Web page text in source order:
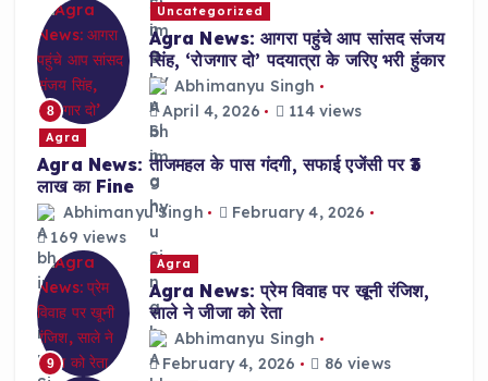
8
Uncategorized
Agra News: आगरा पहुंचे आप सांसद संजय
सिंह, ‘रोजगार दो’ पदयात्रा के जरिए भरी हुंकार
Abhimanyu Singh
April 4, 2026
114 views
Agra
Agra News: ताजमहल के पास गंदगी, सफाई एजेंसी पर ₹3
लाख का Fine
Abhimanyu Singh
February 4, 2026
169 views
9
Agra
Agra News: प्रेम विवाह पर खूनी रंजिश,
साले ने जीजा को रेता
Abhimanyu Singh
February 4, 2026
86 views